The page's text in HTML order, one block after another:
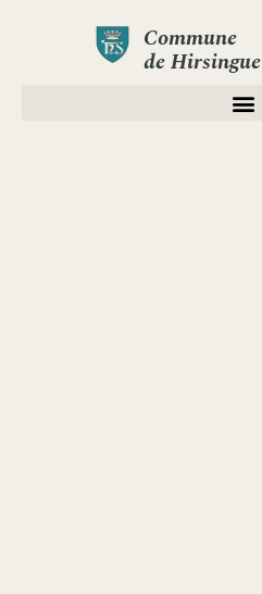
Commune
de Hirsingue